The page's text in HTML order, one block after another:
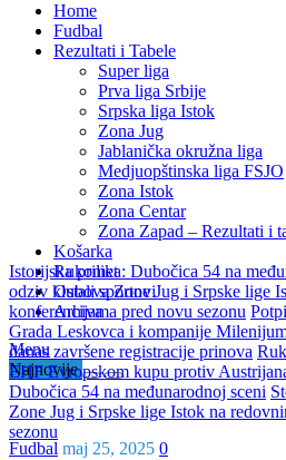
Home
Fudbal
Rezultati i Tabele
Super liga
Prva liga Srbije
Srpska liga Istok
Zona Jug
Jablanička okružna liga
Medjuopštinska liga FSJO
Zona Istok
Zona Centar
Zona Zapad – Rezultati i
Košarka
Rukomet
Ostali sportovi
Arhiva
Menu
Najnovije
Istorijska prilika: Dubočica 54 na
odziv klubova Zone Jug i Srpske lige
konferencijama pred novu sezonu
Grada Leskovca i kompanije
danas završene registracije prinova
EHF Evropskom kupu protiv
Dubočica 54 na međunarodnoj sceni
Zone Jug i Srpske lige Istok na
sezonu
Fudbal maj 25, 2025 0